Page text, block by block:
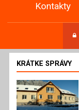
Kontakty
KRÁTKE SPRÁVY